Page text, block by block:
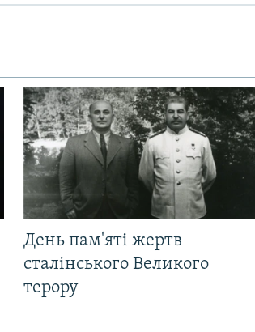
День пам'яті жертв
сталінського Великого
терору